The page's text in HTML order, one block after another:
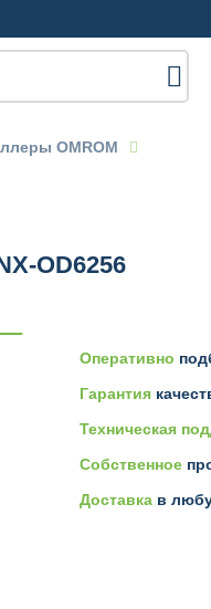

OMROM
OD6256
Оперативно
Гарантия
Техническая
Собственное
Доставка в